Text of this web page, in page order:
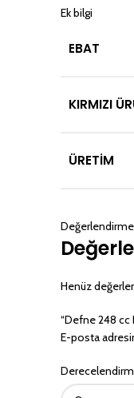
Ek bilgi
EBAT
KIRMIZI
ÜRETIM
Henüz
“Defne 248 cc
E-posta